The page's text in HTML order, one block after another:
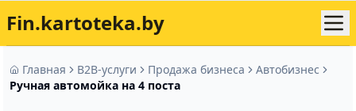
Fin.kartoteka.by
Главная B2B-услуги Продажа бизнеса
Автобизнес
Ручная автомойка на 4 поста